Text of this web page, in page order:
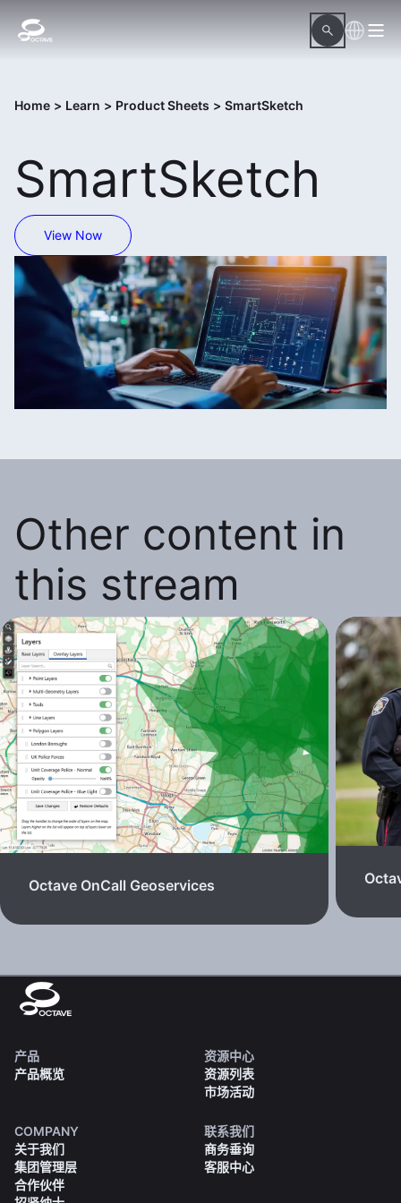
Home > Learn > Product Sheets > SmartSketch
SmartSketch
View Now
Other content in
this stream
Octave OnCall Geoservices
产品
产品概览
资源中心
资源列表
市场活动
COMPANY
关于我们
集团管理层
合作伙伴
联系我们
商务垂询
客服中心